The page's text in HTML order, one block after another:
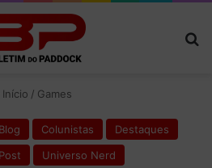
Início / Games
Blog Colunistas
Destaques
Post Universo Nerd